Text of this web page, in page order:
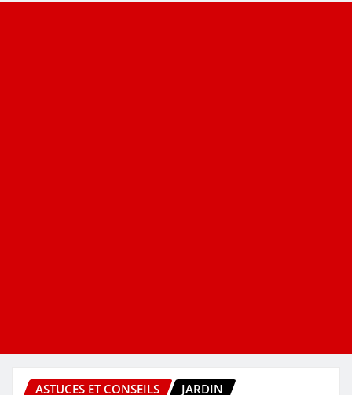
ASTUCES ET CONSEILS JARDIN